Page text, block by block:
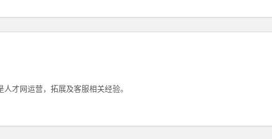
北京，深圳，香港，韩国都有业务。所以公司会给你很好的施展空间，因此
坚持不懈的素质，这样才能逐步取得双方的信任。 4：除了热爱销售，你还
品的销售方面有经验更好！请在你的简历或申请中注明。 5：具备一定的科学
己的销售系统而大幅提高管理客户的效率和经营业绩。我们希望你具备这种科
管理一个业务团队。 6：必须热爱学习，尤其是要对一个特点行业有兴趣，并
务好你的客户。目前我们希望能够找到对于创业尤其是互联网创业领域有浓厚
爱，愿意接受挑战，也能熟悉使用电脑，QQ等网络工具，那么不论你的学历
才网运营，拓展及客服相关经验。